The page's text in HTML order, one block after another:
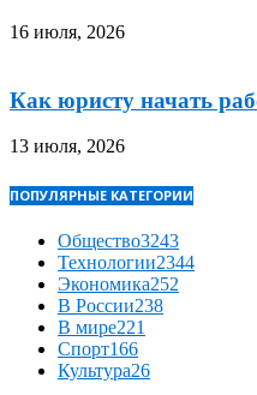
16 июля, 2026
Как юристу начать
13 июля, 2026
ПОПУЛЯРНЫЕ КАТЕГОРИИ
Общество3243
Технологии2344
Экономика252
В России238
В мире221
Спорт166
Культура26